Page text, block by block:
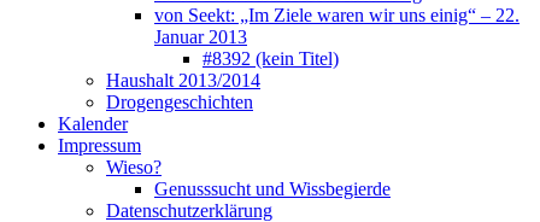
von Seekt: „Im Ziele waren wir uns einig“ – 22.
Januar 2013
#8392 (kein Titel)
Haushalt 2013/2014
Drogengeschichten
Kalender
Impressum
Wieso?
Genusssucht und Wissbegierde
Datenschutzerklärung